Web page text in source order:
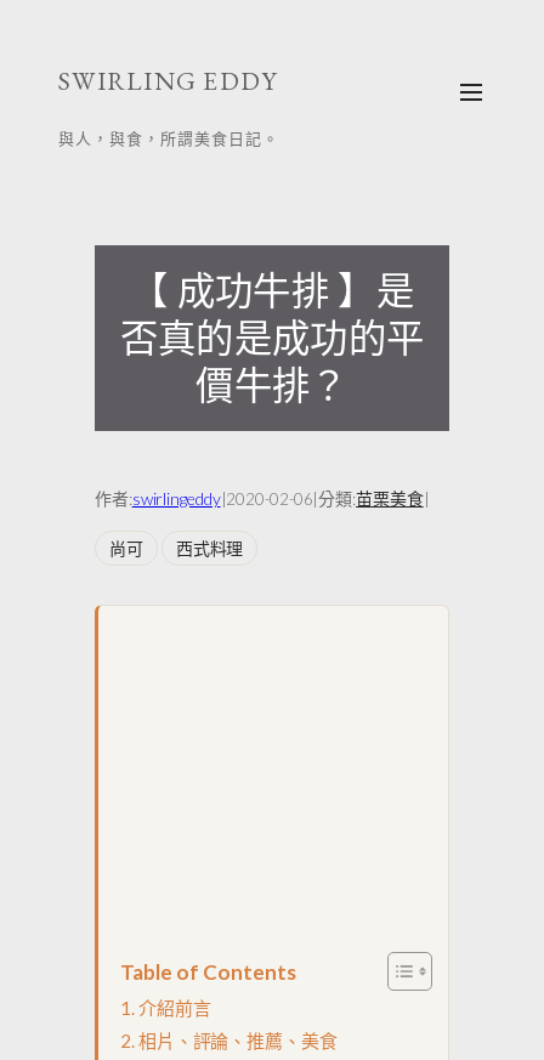
SWIRLING EDDY
與人，與食，所謂美食日記。
【 成功牛排 】是
否真的是成功的平
價牛排？
作者:swirlingeddy|2020-02-06|分類:苗栗美食|
尚可 西式料理
Table of Contents
介紹前言
相片、評論、推薦、美食